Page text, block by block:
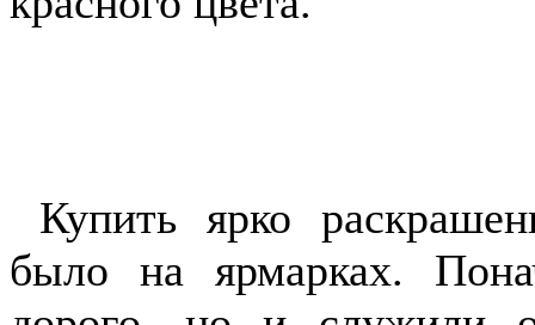
Купить ярко
было на ярмарках.